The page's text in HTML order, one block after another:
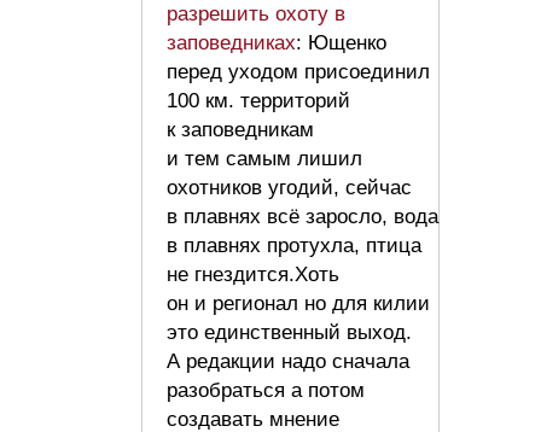
разрешить охоту в
заповедниках: Ющенко
перед уходом присоединил
100 км. территорий
к заповедникам
и тем самым лишил
охотников угодий, сейчас
в плавнях всё заросло, вода
в плавнях протухла, птица
не гнездится.Хоть
он и регионал но для килии
это единственный выход.
А редакции надо сначала
разобраться а потом
создавать мнение